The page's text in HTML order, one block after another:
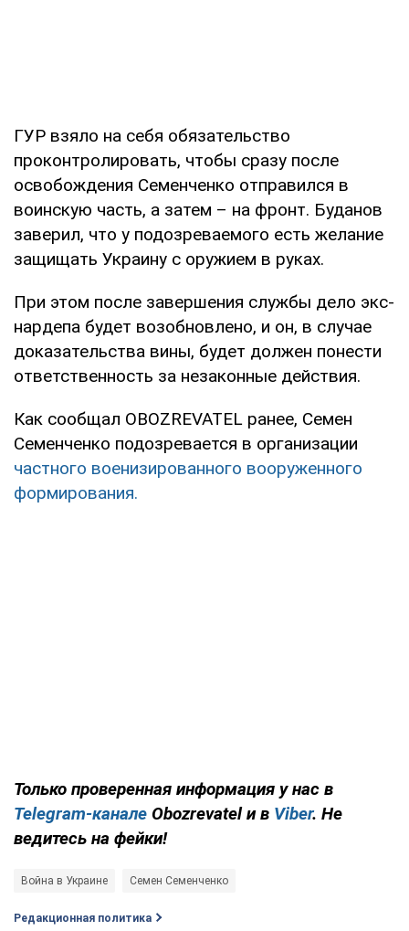
ГУР взяло на себя обязательство
проконтролировать, чтобы сразу после
освобождения Семенченко отправился в
воинскую часть, а затем – на фронт. Буданов
заверил, что у подозреваемого есть желание
защищать Украину с оружием в руках.
При этом после завершения службы дело экс-
нардепа будет возобновлено, и он, в случае
доказательства вины, будет должен понести
ответственность за незаконные действия.
Как сообщал OBOZREVATEL ранее, Семен
Семенченко подозревается в организации
частного военизированного вооруженного
формирования.
Только проверенная информация у нас в
Telegram-канале Obozrevatel и в Viber. Не
ведитесь на фейки!
Война в Украине Семен Семенченко
Редакционная политика